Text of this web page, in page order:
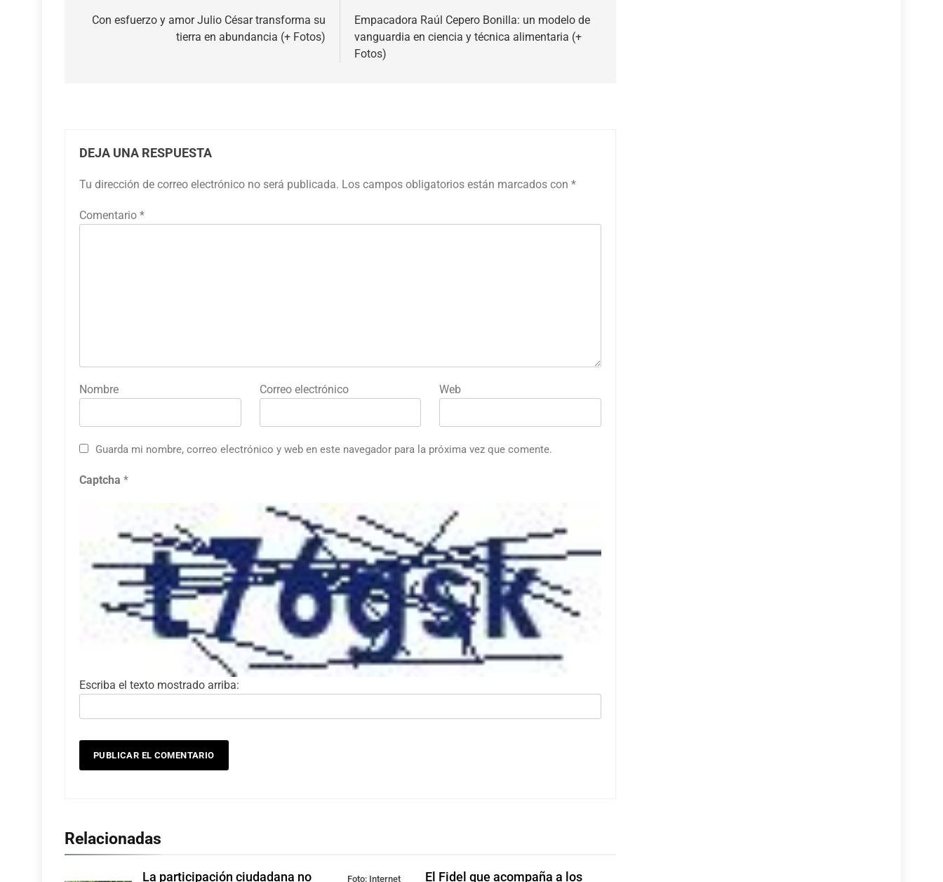
deCon esfuerzo y amor Julio César transforma su
tierra en abundancia (+ Fotos)
Empacadora Raúl Cepero Bonilla: un modelo de
vanguardia en ciencia y técnica alimentaria (+
Fotos)
DEJA UNA RESPUESTA
Tu dirección de correo electrónico no será publicada. Los campos obligatorios están marcados con *
Comentario *
Nombre Correo electrónico Web
Guarda mi nombre, correo electrónico y web en este navegador para la próxima vez que comente.
Captcha *
Escriba el texto mostrado arriba:
Relacionadas
La participación ciudadana no
Foto: Internet
El Fidel que acompaña a los